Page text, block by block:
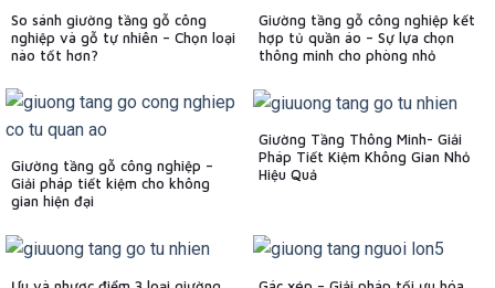
So sánh giường tầng gỗ công
nghiệp và gỗ tự nhiên – Chọn loại
nào tốt hơn?
Giường tầng gỗ công nghiệp kết
hợp tủ quần áo – Sự lựa chọn
thông minh cho phòng nhỏ
Giường tầng gỗ công nghiệp –
Giải pháp tiết kiệm cho không
gian hiện đại
Giường Tầng Thông Minh- Giải
Pháp Tiết Kiệm Không Gian Nhỏ
Hiệu Quả